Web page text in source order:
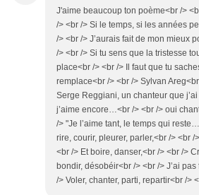
J'aime beaucoup ton poème<br />
/> <br /> Si le temps, si les années
/> <br /> J’aurais fait de mon mieux
/> <br /> Si tu sens que la tristesse
place<br /> <br /> Il faut que tu
remplace<br /> <br /> Sylvan
Serge Reggiani, un chanteur que
j’aime encore…<br /> <br /> oui
/> "Je l’aime tant, le temps qui
rire, courir, pleurer, parler,<br /> <br /
<br /> Et boire, danser,<br /> <br />
bondir, désobéir<br /> <br /> J’ai
/> Voler, chanter, parti, repartir<br />